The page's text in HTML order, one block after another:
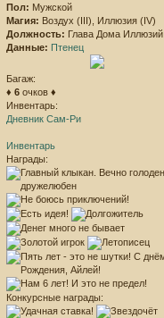
Пол: Мужской
Магия: Воздух (III), Иллюзия (IV)
Должность: Глава Дома Иллюзий
Данные: Птенец
Багаж:
♦ 6 очков ♦
Инвентарь:
Дневник Сам-Ри
Инвентарь
Награды:
Конкурсные награды: